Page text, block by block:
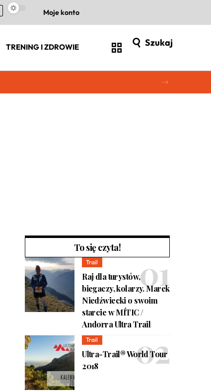
Moje konto
TRENING I ZDROWIE Szukaj
To się czyta!
Trail
Raj dla turystów,
biegaczy, kolarzy. Marek
Niedźwiecki o swoim
starcie w MÍTIC /
Andorra Ultra Trail
Trail
Ultra-Trail® World Tour
2018